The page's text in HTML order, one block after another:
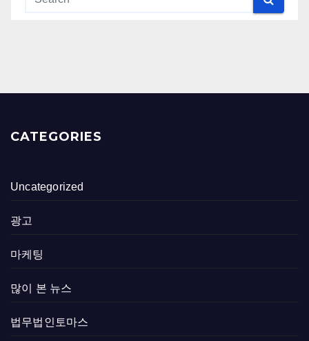
CATEGORIES
Uncategorized
광고
마케팅
많이 본 뉴스
법무법인토마스